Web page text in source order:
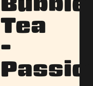
Tea
–